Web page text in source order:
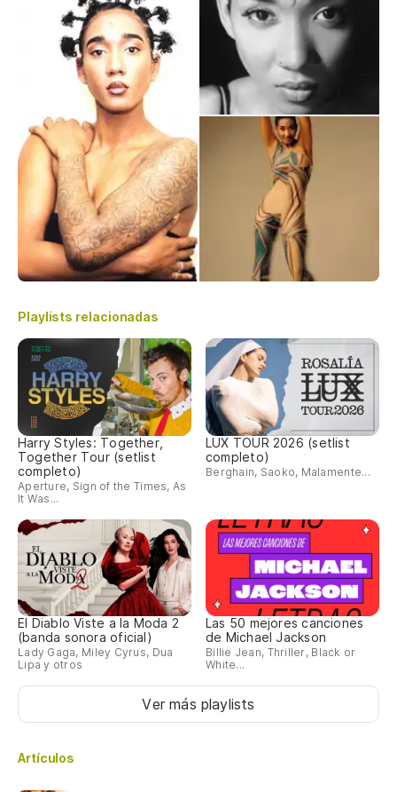
Playlists relacionadas
Harry Styles: Together,
Together Tour (setlist
completo)
Aperture, Sign of the Times, As
It Was...
LUX TOUR 2026 (setlist
completo)
Berghain, Saoko, Malamente...
El Diablo Viste a la Moda 2
(banda sonora oficial)
Lady Gaga, Miley Cyrus, Dua
Lipa y otros
Las 50 mejores canciones
de Michael Jackson
Billie Jean, Thriller, Black or
White...
Ver más playlists
Artículos